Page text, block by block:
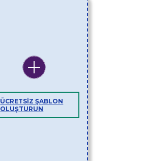
ÜCRETSIZ ŞABLON
OLUŞTURUN